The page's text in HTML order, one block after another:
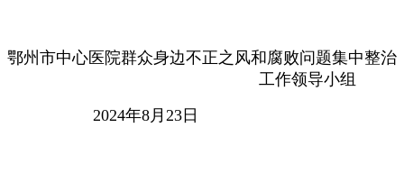
鄂州市中心医院群众身边不正之风和腐败问题集中整治
工作领导小组
2024年8月23日